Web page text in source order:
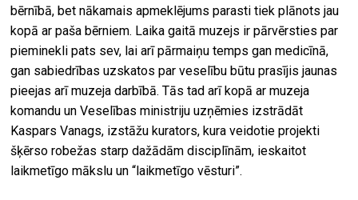
bērnībā, bet nākamais apmeklējums parasti tiek plānots jau
kopā ar paša bērniem. Laika gaitā muzejs ir pārvērsties par
pieminekli pats sev, lai arī pārmaiņu temps gan medicīnā,
gan sabiedrības uzskatos par veselību būtu prasījis jaunas
pieejas arī muzeja darbībā. Tās tad arī kopā ar muzeja
komandu un Veselības ministriju uzņēmies izstrādāt
Kaspars Vanags, izstāžu kurators, kura veidotie projekti
šķērso robežas starp dažādām disciplīnām, ieskaitot
laikmetīgo mākslu un “laikmetīgo vēsturi”.